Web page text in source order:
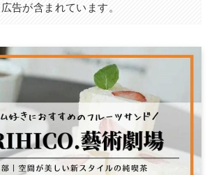
告が含まれています。